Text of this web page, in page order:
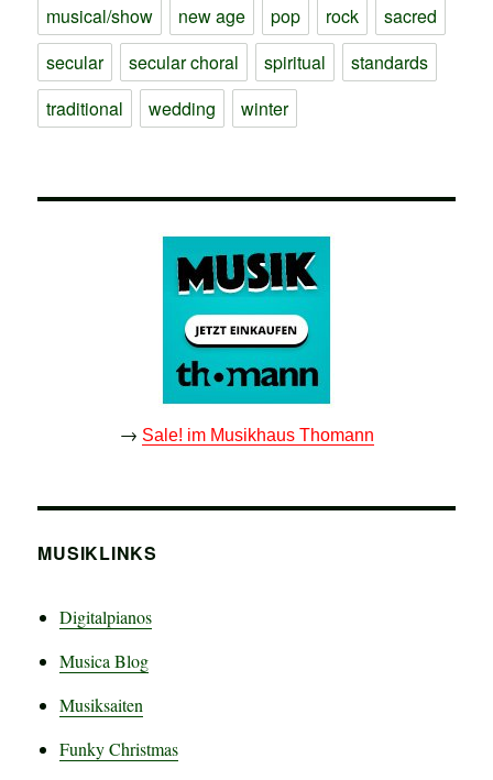
musical/show
new age pop rock
sacred
secular
secular choral spiritual
standards
traditional
wedding winter
→ Sale! im Musikhaus Thomann
MUSIKLINKS
Digitalpianos
Musica Blog
Musiksaiten
Funky Christmas